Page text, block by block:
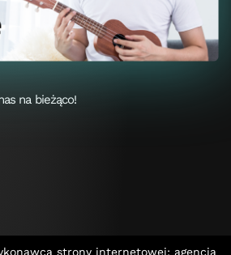
na bieżąco!
strony internetowej: agencja